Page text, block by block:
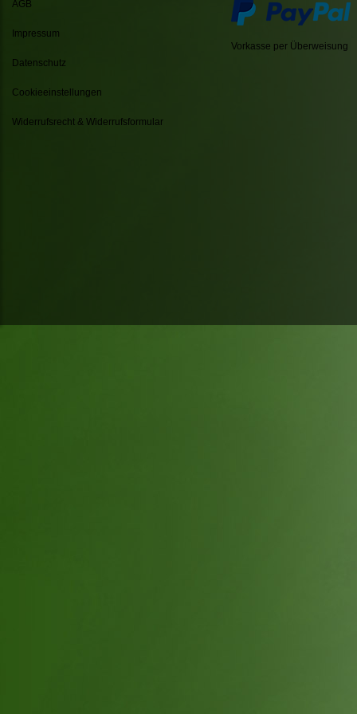
AGB
Impressum
Datenschutz
Cookieeinstellungen
Widerrufsrecht & Widerrufsformular
Vorkasse per Überweisung